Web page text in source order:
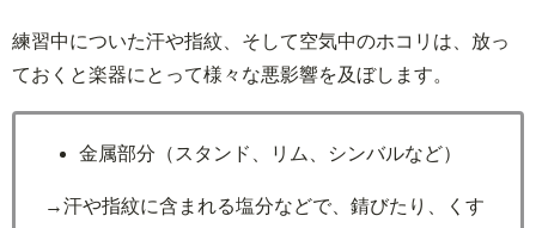
練習中についた汗や指紋、そして空気中のホコリは、放っ
ておくと楽器にとって様々な悪影響を及ぼします。
金属部分（スタンド、リム、シンバルなど）
→汗や指紋に含まれる塩分などで、錆びたり、くす